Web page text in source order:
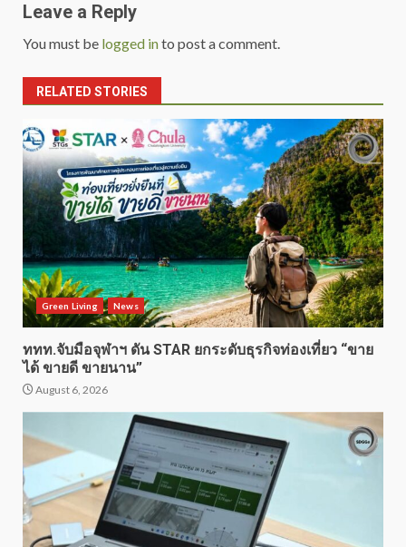
Leave a Reply
You must be logged into post a comment.
RELATED STORIES
Green Living News
ททท.จับมือจุฬาฯ ดัน STAR ยกระดับธุรกิจท่องเที่ยว “ขาย
ได้ ขายดี ขายนาน”
August 6, 2026